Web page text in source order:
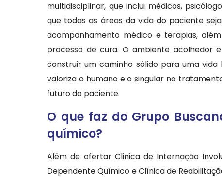
multidisciplinar, que inclui médicos,
que todas as áreas da vida do paciente
acompanhamento médico e terapias,
processo de cura. O ambiente acolhedor
construir um caminho sólido para uma
valoriza o humano e o singular no
futuro do paciente.
O que faz do Grupo
químico?
Além de ofertar Clinica de Internação
Dependente Químico e Clínica de